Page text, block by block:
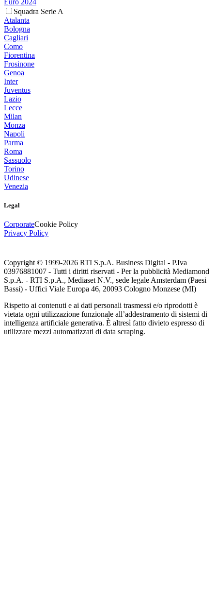
Squadra Serie A
Atalanta
Bologna
Cagliari
Como
Fiorentina
Frosinone
Genoa
Inter
Juventus
Lazio
Lecce
Milan
Monza
Napoli
Parma
Roma
Sassuolo
Torino
Udinese
Venezia
Legal
CorporateCookie Policy
Privacy Policy
Copyright © 1999-2026 RTI S.p.A. Business Digital - P.Iva
03976881007 - Tutti i diritti riservati - Per la pubblicità Mediamond
S.p.A. - RTI S.p.A., Mediaset N.V., sede legale Amsterdam (Paesi
Bassi) - Uffici Viale Europa 46, 20093 Cologno Monzese (MI)
Rispetto ai contenuti e ai dati personali trasmessi e/o riprodotti è
vietata ogni utilizzazione funzionale all’addestramento di sistemi di
intelligenza artificiale generativa. È altresì fatto divieto espresso di
utilizzare mezzi automatizzati di data scraping.